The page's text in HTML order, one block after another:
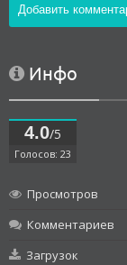
Инфо
4.0/5
Голосов: 23
Просмотров
Комментариев
Загрузок